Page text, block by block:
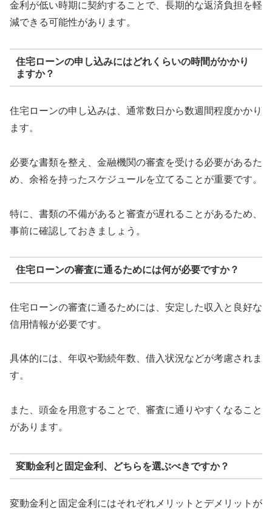
金利が低い時期に契約することで、長期的な返済負担を軽
減できる可能性があります。
住宅ローンの申し込みにはどれくらいの時間がかかり
ますか？
住宅ローンの申し込みは、通常数日から数週間程度かかり
ます。
必要な書類を整え、金融機関の審査を受ける必要があるた
め、余裕を持ったスケジュールを立てることが重要です。
特に、書類の不備があると審査が遅れることがあるため、
事前に確認しておきましょう。
住宅ローンの審査に通るためには何が必要ですか？
住宅ローンの審査に通るためには、安定した収入と良好な
信用情報が必要です。
具体的には、年収や勤続年数、借入状況などが考慮されま
す。
また、頭金を用意することで、審査に通りやすくなること
があります。
変動金利と固定金利、どちらを選ぶべきですか？
変動金利と固定金利にはそれぞれメリットとデメリットが